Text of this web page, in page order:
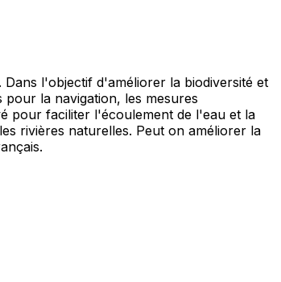
l'objectif d'améliorer la biodiversité et
la navigation, les mesures
pour faciliter l'écoulement de l'eau et la
rivières naturelles. Peut on améliorer la